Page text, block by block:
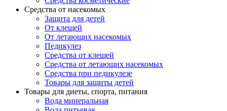
Средства от насекомых
Защита для детей
От клещей
От летающих насекомых
Педикулез
Средства от клещей
Средства от летающих насекомых
Средства при педикулезе
Товары для защиты детей
Товары для диеты, спорта, питания
Вода минеральная